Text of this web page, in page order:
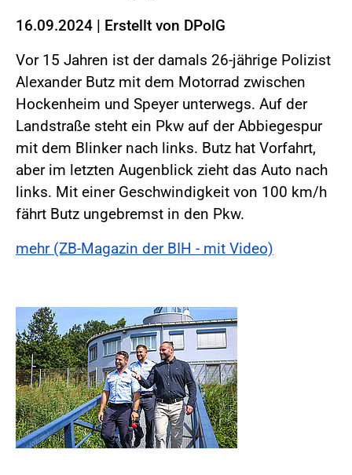
16.09.2024 | Erstellt von DPolG
Vor 15 Jahren ist der damals 26-jährige Polizist
Alexander Butz mit dem Motorrad zwischen
Hockenheim und Speyer unterwegs. Auf der
Landstraße steht ein Pkw auf der Abbiegespur
mit dem Blinker nach links. Butz hat Vorfahrt,
aber im letzten Augenblick zieht das Auto nach
links. Mit einer Geschwindigkeit von 100 km/h
fährt Butz ungebremst in den Pkw.
mehr (ZB-Magazin der BIH - mit Video)